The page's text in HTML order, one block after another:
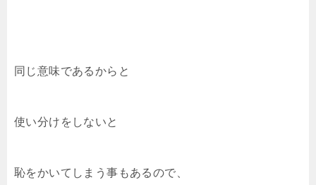
同じ意味であるからと
使い分けをしないと
恥をかいてしまう事もあるので、